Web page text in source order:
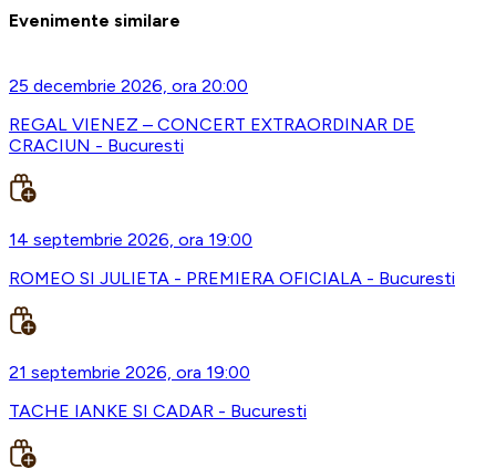
Evenimente similare
25 decembrie 2026, ora 20:00
REGAL VIENEZ – CONCERT EXTRAORDINAR DE
CRACIUN - Bucuresti
14 septembrie 2026, ora 19:00
ROMEO SI JULIETA - PREMIERA OFICIALA - Bucuresti
21 septembrie 2026, ora 19:00
TACHE IANKE SI CADAR - Bucuresti